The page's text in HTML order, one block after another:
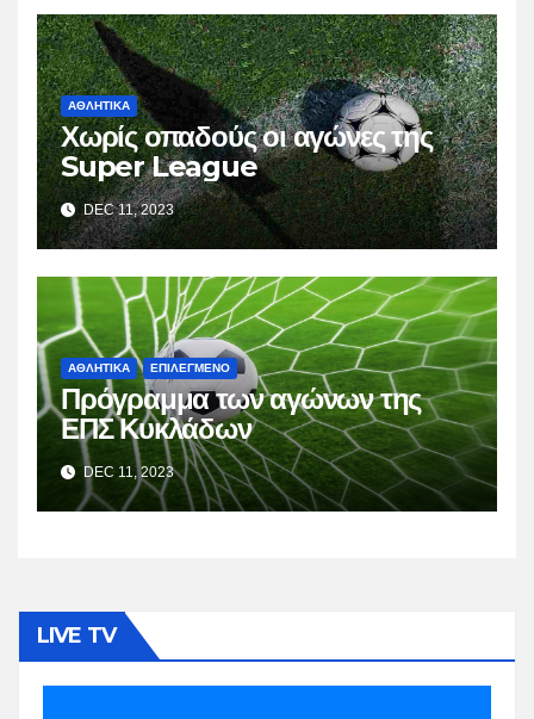
ΑΘΛΗΤΙΚΑ
Χωρίς οπαδούς οι αγώνες της
Super League
DEC 11, 2023
ΑΘΛΗΤΙΚΑ ΕΠΙΛΕΓΜΕΝΟ
Πρόγραμμα των αγώνων της
ΕΠΣ Κυκλάδων
DEC 11, 2023
LIVE TV